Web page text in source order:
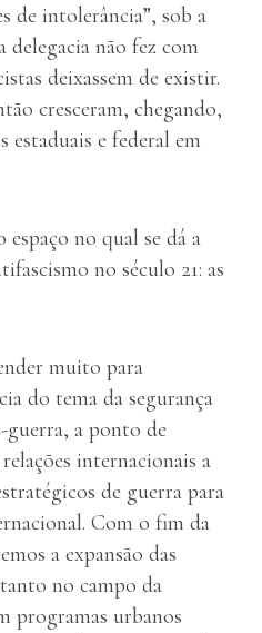
de intolerância”, sob a
não fez com
deixassem de existir.
cresceram, chegando,
estaduais e federal em
espaço no qual se dá a
no século 21: as
muito para
do tema da segurança
guerra, a ponto de
internacionais a
de guerra para
Com o fim da
a expansão das
no campo da
programas urbanos